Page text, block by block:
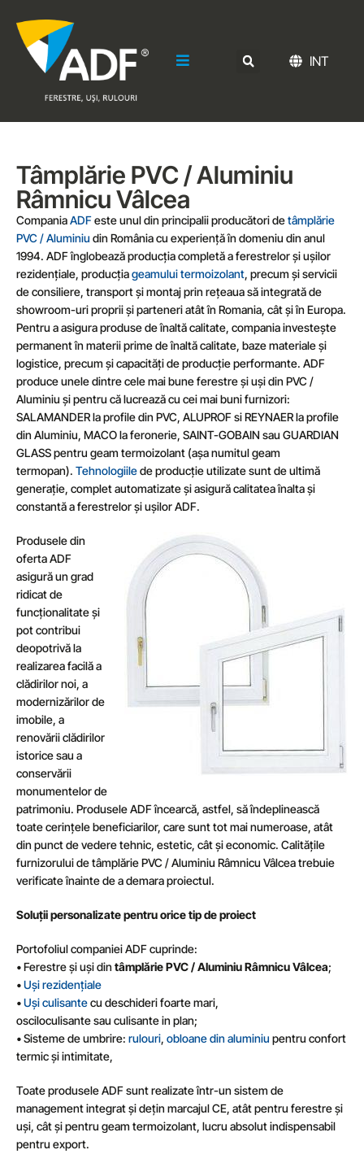
INT
Tâmplărie PVC / Aluminiu
Râmnicu Vâlcea
CompaniaADFeste unul din principalii producători detâmplărie
PVC / Aluminiu din România cu experiență în domeniu din anul
1994. ADF înglobează producția completă a ferestrelor și ușilor
rezidențiale, producțiageamului termoizolant, precum și servicii
de consiliere, transport și montaj prin rețeaua să integrată de
showroom-uri proprii și parteneri atât în Romania, cât și în Europa.
Pentru a asigura produse de înaltă calitate, compania investește
permanent în materii prime de înaltă calitate, baze materiale și
logistice, precum și capacități de producție performante. ADF
produce unele dintre cele mai bune ferestre și uși din PVC /
Aluminiu și pentru că lucrează cu cei mai buni furnizori:
SALAMANDER la profile din PVC, ALUPROF si REYNAER la profile
din Aluminiu, MACO la feronerie, SAINT-GOBAIN sau GUARDIAN
GLASS pentru geam termoizolant (așa numitul geam
termopan). Tehnologiilede producție utilizate sunt de ultimă
generație, complet automatizate și asigură calitatea înalta și
constantă a ferestrelor și ușilor ADF.
Produsele din
oferta ADF
asigură un grad
ridicat de
funcționalitate și
pot contribui
deopotrivă la
realizarea facilă a
clădirilor noi, a
modernizărilor de
imobile, a
renovării clădirilor
istorice sau a
conservării
monumentelor de
patrimoniu. Produsele ADF încearcă, astfel, să îndeplinească
toate cerințele beneficiarilor, care sunt tot mai numeroase, atât
din punct de vedere tehnic, estetic, cât și economic. Calitățile
furnizorului detâmplărie PVC / Aluminiu Râmnicu Vâlcea trebuie
verificate înainte de a demara proiectul.
Soluții personalizate pentru orice tip de proiect
Portofoliul companiei ADF cuprinde:
• Ferestre și uși din tâmplărie PVC / Aluminiu Râmnicu Vâlcea;
•Uși rezidențiale
•Uși culisantecu deschideri foarte mari,
osciloculisante sau culisante in plan;
• Sisteme de umbrire: rulouri, obloane din aluminiu pentru confort
termic și intimitate,
Toate produsele ADF sunt realizate într-un sistem de
management integrat și dețin marcajul CE, atât pentru ferestre și
uși, cât și pentru geam termoizolant, lucru absolut indispensabil
pentru export.